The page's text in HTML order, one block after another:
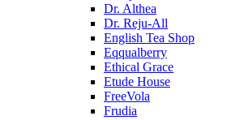
Dr. Althea
Dr. Reju-All
English Tea Shop
Eqqualberry
Ethical Grace
Etude House
FreeVola
Frudia